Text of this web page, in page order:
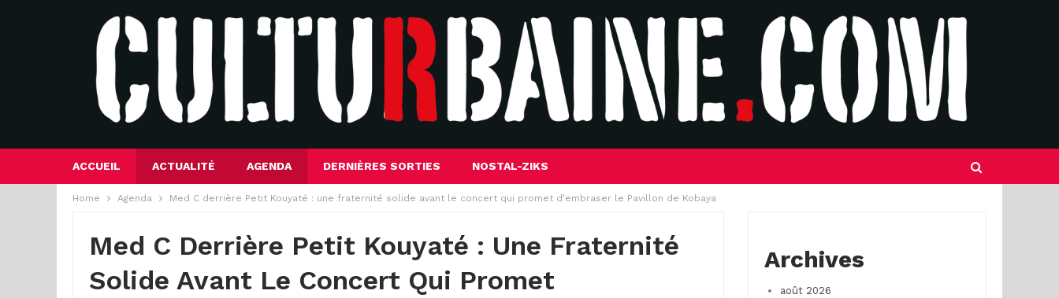
ACCUEIL ACTUALITÉ AGENDA DERNIÈRES SORTIES NOSTAL-ZIKS
Home Agenda Med C derrière Petit Kouyaté : une fraternité solide avant le concert qui promet d’embraser le Pavillon de Kobaya
Med C Derrière Petit Kouyaté : Une Fraternité
Solide Avant Le Concert Qui Promet
Archives
août 2026